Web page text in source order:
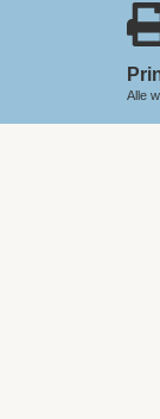
Alle